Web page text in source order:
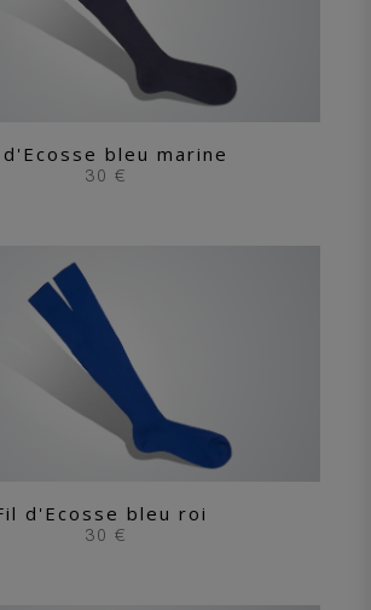
bleu marine
30 €
d'Ecosse bleu roi
30 €